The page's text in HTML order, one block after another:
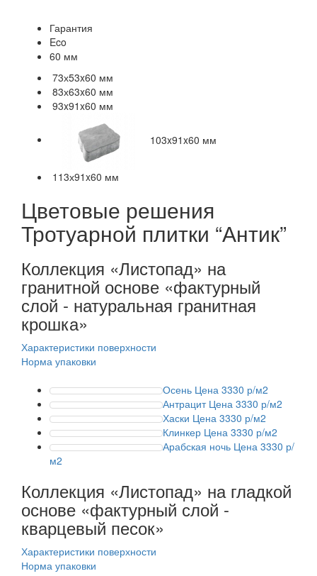
Гарантия
Eco
60 мм
73х53x60 мм
83х63x60 мм
93x91x60 мм
103x91x60 мм
113х91x60 мм
Цветовые решения
Тротуарной плитки “Антик”
Коллекция «Листопад» на
гранитной основе «фактурный
слой - натуральная гранитная
крошка»
Характеристики поверхности
Норма упаковки
Осень Цена 3330 р/м2
АнтрацитЦена 3330 р/м2
Хаски Цена 3330 р/м2
Клинкер Цена 3330 р/м2
Арабская ночь Цена 3330 р/
м2
Коллекция «Листопад» на гладкой
основе «фактурный слой -
кварцевый песок»
Характеристики поверхности
Норма упаковки